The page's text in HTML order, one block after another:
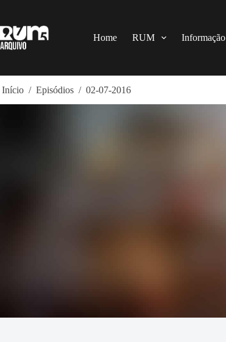
o
conteúdo
Home RUM Informação
Início / Episódios / 02-07-2016